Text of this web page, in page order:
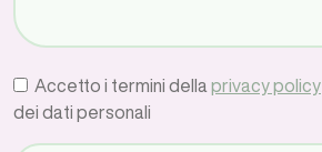
Accetto i termini della privacy policy
dei dati personali